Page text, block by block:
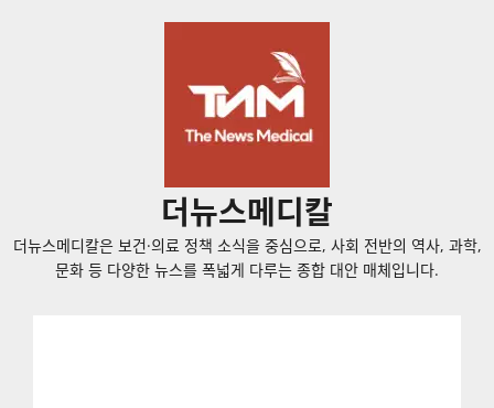
더뉴스메디칼
더뉴스메디칼은 보건·의료 정책 소식을 중심으로, 사회 전반의 역사, 과학,
문화 등 다양한 뉴스를 폭넓게 다루는 종합 대안 매체입니다.